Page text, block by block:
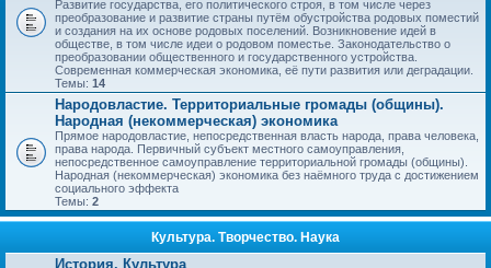
Развитие государства, его политического строя, в том числе через
преобразование и развитие страны путём обустройства родовых поместий
и создания на их основе родовых поселений. Возникновение идей в
обществе, в том числе идеи о родовом поместье. Законодательство о
преобразовании общественного и государственного устройства.
Современная коммерческая экономика, её пути развития или деградации.
Темы: 14
Народовластие. Территориальные громады (общины).
Народная (некоммерческая) экономика
Прямое народовластие, непосредственная власть народа, права человека,
права народа. Первичный субъект местного самоуправления,
непосредственное самоуправление территориальной громады (общины).
Народная (некоммерческая) экономика без наёмного труда с достижением
социального эффекта
Темы: 2
Культура. Творчество. Наука
История. Культура